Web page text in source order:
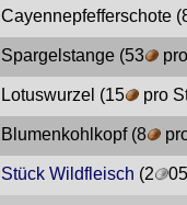
Cayennepfefferschote
Spargelstange(53
Lotuswurzel (15 pro
Blumenkohlkopf(8
Stück Wildfleisch (2 05